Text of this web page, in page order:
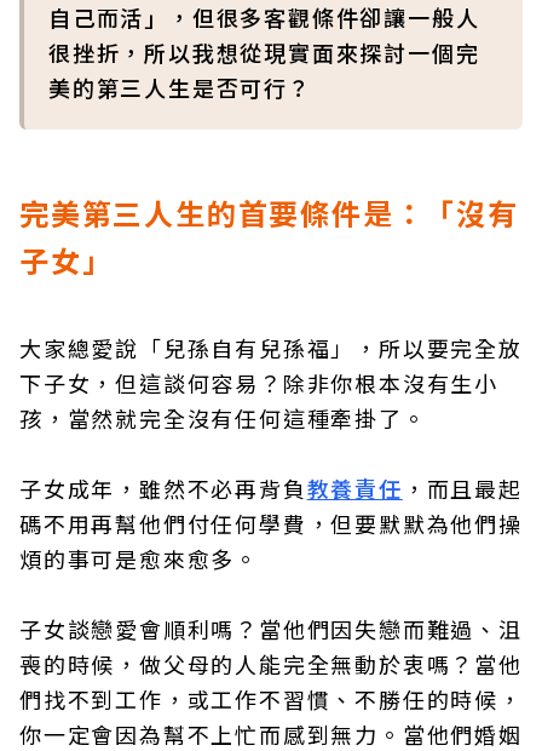
自己而活」，但很多客觀條件卻讓一般人
很挫折，所以我想從現實面來探討一個完
美的第三人生是否可行？
完美第三人生的首要條件是：「沒有
子女」
大家總愛說「兒孫自有兒孫福」，所以要完全放
下子女，但這談何容易？除非你根本沒有生小
孩，當然就完全沒有任何這種牽掛了。
子女成年，雖然不必再背負教養責任 ，而且最起
碼不用再幫他們付任何學費，但要默默為他們操
煩的事可是愈來愈多。
子女談戀愛會順利嗎？當他們因失戀而難過、沮
喪的時候，做父母的人能完全無動於衷嗎？當他
們找不到工作，或工作不習慣、不勝任的時候，
你一定會因為幫不上忙而感到無力。當他們婚姻